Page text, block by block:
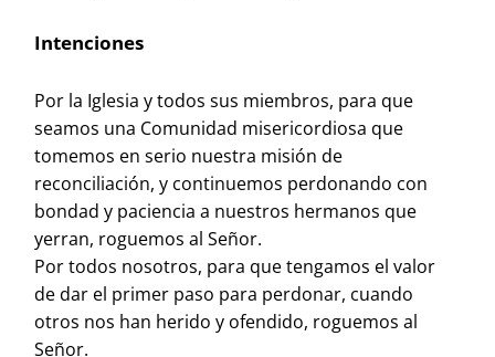
Intenciones
Por la Iglesia y todos sus miembros, para que
seamos una Comunidad misericordiosa que
tomemos en serio nuestra misión de
reconciliación, y continuemos perdonando con
bondad y paciencia a nuestros hermanos que
yerran, roguemos al Señor.
Por todos nosotros, para que tengamos el valor
de dar el primer paso para perdonar, cuando
otros nos han herido y ofendido, roguemos al
Señor.